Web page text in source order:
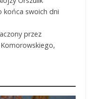
końca swoich dni
przez